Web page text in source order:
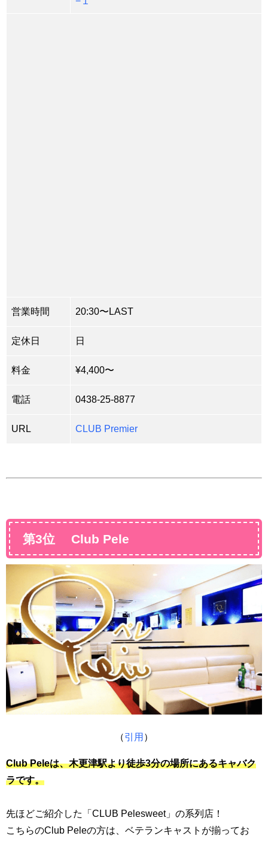
営業時間 20:30〜LAST
定休日 日
料金 ¥4,400〜
電話 0438-25-8877
URL CLUB Premier
第3位 Club Pele
（引用 ）
Club Peleは、木更津駅より徒歩3分の場所にあるキャバク
ラです。
先ほどご紹介した「CLUB Pelesweet」の系列店！
こちらのClub Peleの方は、ベテランキャストが揃ってお